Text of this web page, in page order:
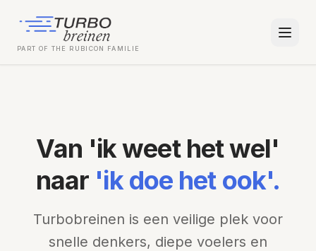
PART OF THE RUBICON FAMILIE
Van 'ik weet het wel'
naar 'ik doe het ook'.
Turbobreinen is een veilige plek voor
snelle denkers, diepe voelers en